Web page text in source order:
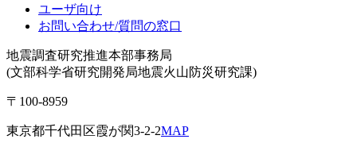
ユーザ向け
お問い合わせ/質問の窓口
地震調査研究推進本部事務局
(文部科学省研究開発局地震火山防災研究課)
〒100-8959
東京都千代田区霞が関3-2-2MAP